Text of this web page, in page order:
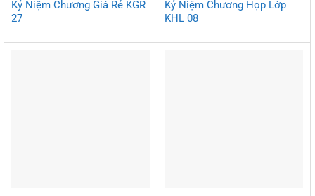
Kỷ Niệm Chương Giá Rẻ KGR
27
Kỷ Niệm Chương Họp Lớp
KHL 08